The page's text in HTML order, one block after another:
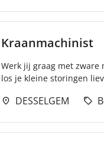
Kraanmachinist
Werk jij graag met zware
los je kleine storingen
DESSELGEM